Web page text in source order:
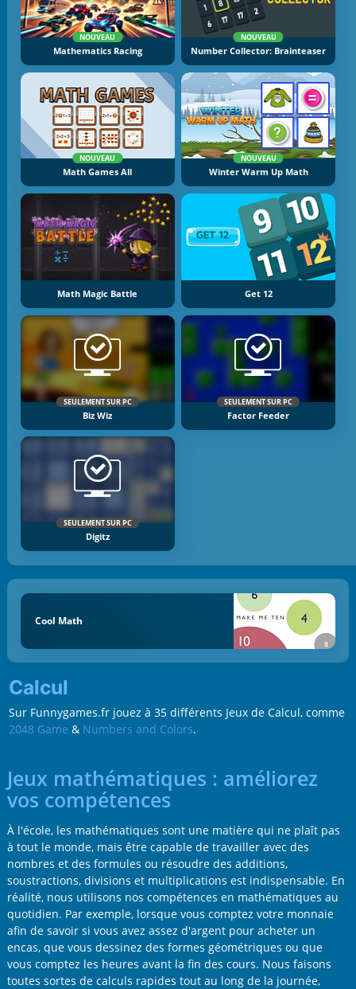
NOUVEAU
Mathematics Racing
NOUVEAU
Number Collector: Brainteaser
NOUVEAU
Math Games All
NOUVEAU
Winter Warm Up Math
Math Magic Battle Get 12
SEULEMENT SUR PC
Biz Wiz
SEULEMENT SUR PC
Factor Feeder
SEULEMENT SUR PC
Digitz
Cool Math
Calcul
Sur Funnygames.fr jouez à 35 différents Jeux de Calcul, comme
2048 Game & Numbers and Colors.
Jeux mathématiques : améliorez
vos compétences
À l'école, les mathématiques sont une matière qui ne plaît pas
à tout le monde, mais être capable de travailler avec des
nombres et des formules ou résoudre des additions,
soustractions, divisions et multiplications est indispensable. En
réalité, nous utilisons nos compétences en mathématiques au
quotidien. Par exemple, lorsque vous comptez votre monnaie
afin de savoir si vous avez assez d'argent pour acheter un
encas, que vous dessinez des formes géométriques ou que
vous comptez les heures avant la fin des cours. Nous faisons
toutes sortes de calculs rapides tout au long de la journée,